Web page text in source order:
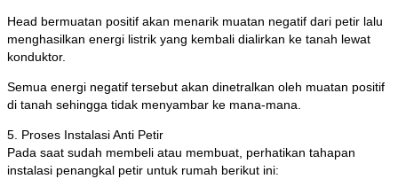
Head bermuatan positif akan menarik muatan negatif dari petir lalu
menghasilkan energi listrik yang kembali dialirkan ke tanah lewat
konduktor.
Semua energi negatif tersebut akan dinetralkan oleh muatan positif
di tanah sehingga tidak menyambar ke mana-mana.
5. Proses Instalasi Anti Petir
Pada saat sudah membeli atau membuat, perhatikan tahapan
instalasi penangkal petir untuk rumah berikut ini: